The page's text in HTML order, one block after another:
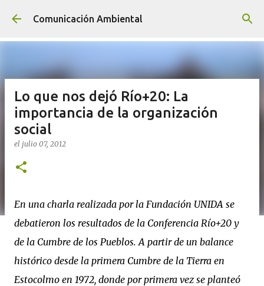
Ir al contenido principal
Comunicación Ambiental
Lo que nos dejó Río+20: La
importancia de la organización
social
el julio 07, 2012
En una charla realizada por la Fundación UNIDA se
debatieron los resultados de la Conferencia Río+20 y
de la Cumbre de los Pueblos. A partir de un balance
histórico desde la primera Cumbre de la Tierra en
Estocolmo en 1972, donde por primera vez se planteó